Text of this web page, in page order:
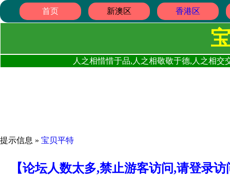
首页 新澳区 香港区
人之相惜惜于品,人之相敬敬于德,人之相
提示信息 » 宝贝平特
【论坛人数太多,禁止游客访问,请登录